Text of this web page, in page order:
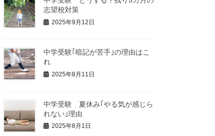
志望校対策
2025年9月12日
中学受験｢暗記が苦手｣の理由はこ
れ
2025年8月11日
中学受験 夏休み｢やる気が感じら
れない｣理由
2025年8月1日